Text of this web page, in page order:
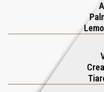
čerstvými mandlemi,
citronovým květem a vytváří
rozkvetlé sicilské sady.
tropického buketu, kde se
jemnými krémovými
odpolední slunce. Jak se